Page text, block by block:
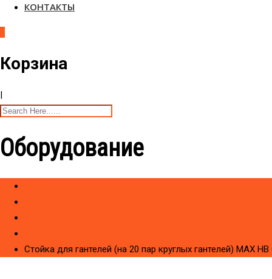
КОНТАКТЫ
Корзина
Оборудование
Стойка для гантелей (на 20 пар круглых гантелей) МAX HB